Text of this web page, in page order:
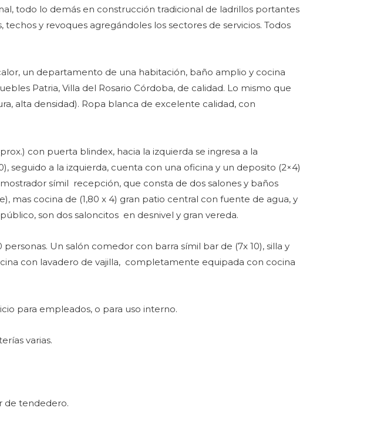
todo lo demás en construcción tradicional de ladrillos portantes
y revoques agregándoles los sectores de servicios. Todos
un departamento de una habitación, baño amplio y cocina
Patria, Villa del Rosario Córdoba, de calidad. Lo mismo que
alta densidad). Ropa blanca de excelente calidad, con
con puerta blindex, hacia la izquierda se ingresa a la
seguido a la izquierda, cuenta con una oficina y un deposito (2×4)
símil recepción, que consta de dos salones y baños
mas cocina de (1,80 x 4) gran patio central con fuente de agua, y
son dos saloncitos en desnivel y gran vereda.
Un salón comedor con barra símil bar de (7x 10), silla y
con lavadero de vajilla, completamente equipada con cocina
para empleados, o para uso interno.
varias.
de tendedero.